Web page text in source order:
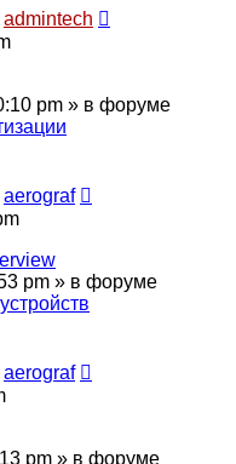
admintech
pm » в форуме
aerograf
pm » в форуме
aerograf
pm » в форуме